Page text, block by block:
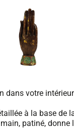
dans votre
à la base de
patiné,